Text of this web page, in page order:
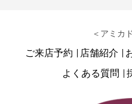
＜アミカ
ご来店予約 店舗紹介
よくある質問